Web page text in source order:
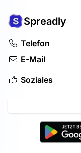
Spreadly
Telefon
E-Mail
Soziales